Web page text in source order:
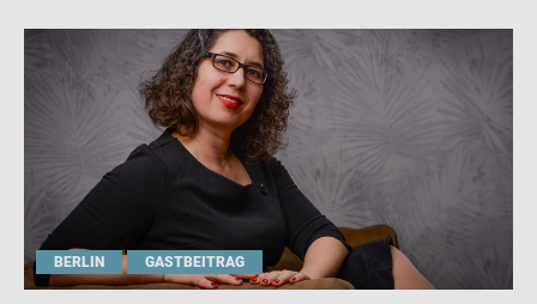
BERLIN GASTBEITRAG